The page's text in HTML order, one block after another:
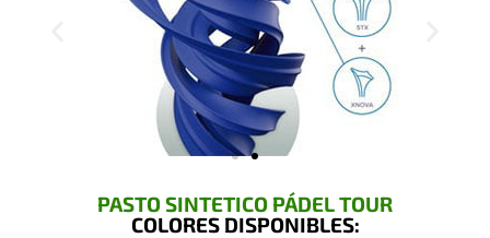
PASTO SINTETICO PÁDEL TOUR
COLORES DISPONIBLES: